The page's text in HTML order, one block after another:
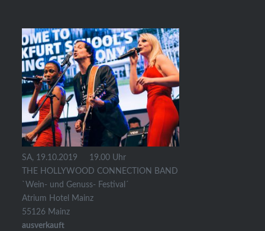
SA, 19.10.2019 19.00 Uhr
THE HOLLYWOOD CONNECTION BAND
`Wein- und Genuss- Festival´
Atrium Hotel Mainz
55126 Mainz
ausverkauft